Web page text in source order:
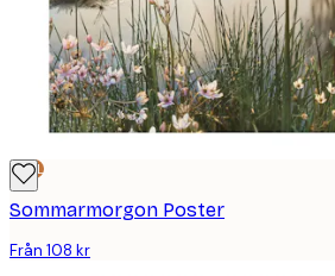
DEAL
Sommarmorgon Poster
Från 108 kr